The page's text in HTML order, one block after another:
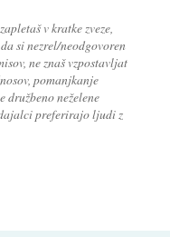
v kratke zveze,
si nezrel/neodgovoren
ne znaš vzpostavljat
pomanjkanje
družbeno neželene
preferirajo ljudi z